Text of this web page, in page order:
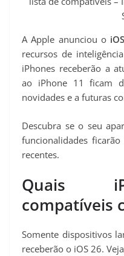
A Apple anunciou o
recursos de
iPhones receberão a
ao iPhone 11 ficam
novidades e a futuras
Descubra se o seu
funcionalidades
recentes.
Quais
compatíveis
Somente dispositivos
receberão o iOS 26.